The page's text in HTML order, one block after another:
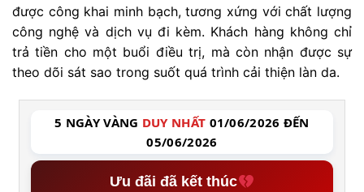
được công khai minh bạch, tương xứng với chất lượng
công nghệ và dịch vụ đi kèm. Khách hàng không chỉ
trả tiền cho một buổi điều trị, mà còn nhận được sự
theo dõi sát sao trong suốt quá trình cải thiện làn da.
5 NGÀY VÀNG DUY NHẤT 01/06/2026 ĐẾN
05/06/2026
Ưu đãi đã kết thúc